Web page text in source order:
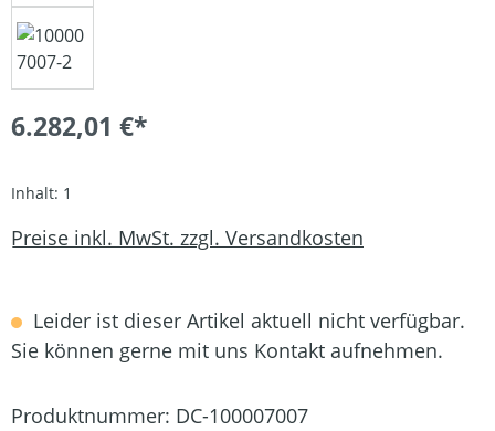
6.282,01 €*
Inhalt: 1
Preise inkl. MwSt. zzgl. Versandkosten
Leider ist dieser Artikel aktuell nicht verfügbar.
Sie können gerne mit uns Kontakt aufnehmen.
Produktnummer: DC-100007007